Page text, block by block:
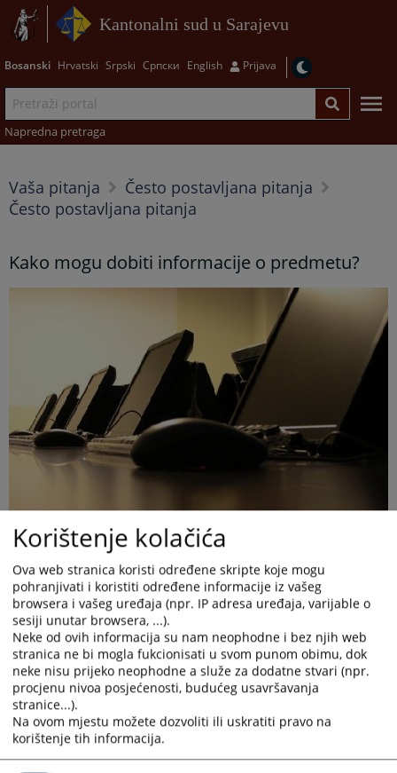
Kantonalni sud u Sarajevu
Bosanski Hrvatski Srpski Српски English Prijava
Napredna pretraga
Vaša pitanja
Često postavljana pitanja
Često postavljana pitanja
Kako mogu dobiti informacije o predmetu?
Informaciju o sudskom predmetu stranka pored JPK može
dobiti i lično u šalter sali sudske pisarnice broj 4 koja se nalazi
u prizemlju zgrade suda. Osnove podatke o predmetu tj. broj
predmeta, stranke u predmetu, podnesci, zakazana ročišta i
slično možete dobiti od referenta koji ima pristup CMS
aplikaciji.
Korištenje kolačića
Ova web stranica koristi određene skripte koje mogu
pohranjivati i koristiti određene informacije iz vašeg
browsera i vašeg uređaja (npr. IP adresa uređaja, varijable o
sesiji unutar browsera, ...).
Neke od ovih informacija su nam neophodne i bez njih web
stranica ne bi mogla fukcionisati u svom punom obimu, dok
neke nisu prijeko neophodne a služe za dodatne stvari (npr.
procjenu nivoa posjećenosti, budućeg usavršavanja
stranice...).
Na ovom mjestu možete dozvoliti ili uskratiti pravo na
korištenje tih informacija.